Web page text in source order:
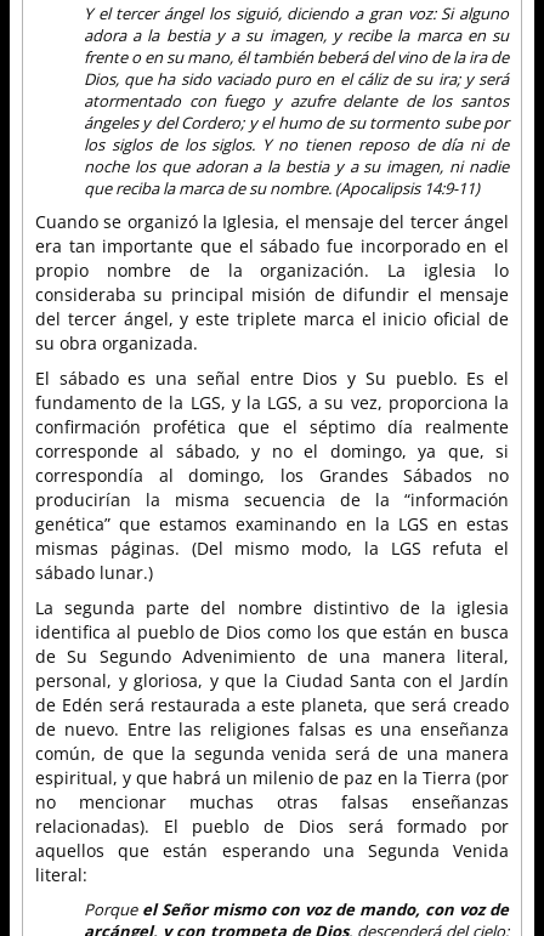
Y el tercer ángel los siguió, diciendo a gran voz: Si alguno
adora a la bestia y a su imagen, y recibe la marca en su
frente o en su mano, él también beberá del vino de la ira de
Dios, que ha sido vaciado puro en el cáliz de su ira; y será
atormentado con fuego y azufre delante de los santos
ángeles y del Cordero; y el humo de su tormento sube por
los siglos de los siglos. Y no tienen reposo de día ni de
noche los que adoran a la bestia y a su imagen, ni nadie
que reciba la marca de su nombre. (Apocalipsis 14:9-11)
Cuando se organizó la Iglesia, el mensaje del tercer ángel
era tan importante que el sábado fue incorporado en el
propio nombre de la organización. La iglesia lo
consideraba su principal misión de difundir el mensaje
del tercer ángel, y este triplete marca el inicio oficial de
su obra organizada.
El sábado es una señal entre Dios y Su pueblo. Es el
fundamento de la LGS, y la LGS, a su vez, proporciona la
confirmación profética que el séptimo día realmente
corresponde al sábado, y no el domingo, ya que, si
correspondía al domingo, los Grandes Sábados no
producirían la misma secuencia de la “información
genética” que estamos examinando en la LGS en estas
mismas páginas. (Del mismo modo, la LGS refuta el
sábado lunar.)
La segunda parte del nombre distintivo de la iglesia
identifica al pueblo de Dios como los que están en busca
de Su Segundo Advenimiento de una manera literal,
personal, y gloriosa, y que la Ciudad Santa con el Jardín
de Edén será restaurada a este planeta, que será creado
de nuevo. Entre las religiones falsas es una enseñanza
común, de que la segunda venida será de una manera
espiritual, y que habrá un milenio de paz en la Tierra (por
no mencionar muchas otras falsas enseñanzas
relacionadas). El pueblo de Dios será formado por
aquellos que están esperando una Segunda Venida
literal:
Porque el Señor mismo con voz de mando, con voz de
arcángel, y con trompeta de Dios, descenderá del cielo;